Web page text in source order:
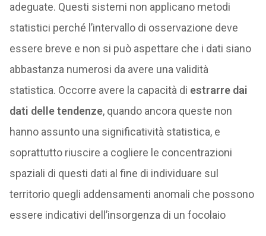
adeguate. Questi sistemi non applicano metodi
statistici perché l’intervallo di osservazione deve
essere breve e non si può aspettare che i dati siano
abbastanza numerosi da avere una validità
statistica. Occorre avere la capacità di estrarre dai
dati delle tendenze, quando ancora queste non
hanno assunto una significatività statistica, e
soprattutto riuscire a cogliere le concentrazioni
spaziali di questi dati al fine di individuare sul
territorio quegli addensamenti anomali che possono
essere indicativi dell’insorgenza di un focolaio